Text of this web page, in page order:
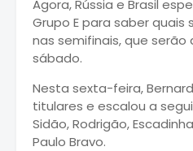
Agora, Rússia e Brasil
Grupo E para saber quais
nas semifinais, que
sábado.
Nesta sexta-feira,
titulares e escalou a
Sidão, Rodrigão,
Paulo Bravo.